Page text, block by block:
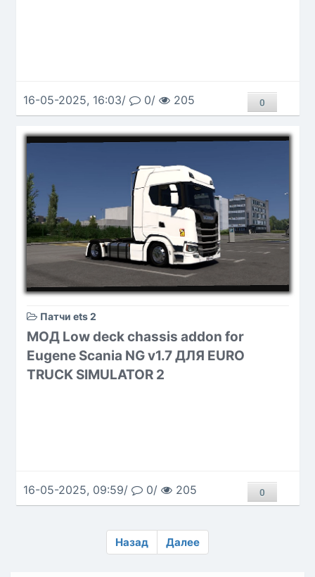
16-05-2025, 16:03/ 0/ 205 0
Патчи ets 2
МОД Low deck chassis addon for
Eugene Scania NG v1.7 ДЛЯ EURO
TRUCK SIMULATOR 2
16-05-2025, 09:59/ 0/ 205 0
Назад Далее